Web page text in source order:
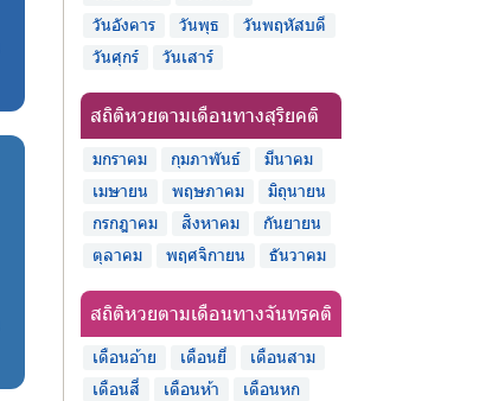
วันอังคาร
วันพุธ
วันพฤหัสบดี
วันศุกร์
วันเสาร์
สถิติหวยตามเดือนทางสุริยคติ
มกราคม กุมภาพันธ์
มีนาคม
เมษายน
พฤษภาคม
มิถุนายน
กรกฎาคม
สิงหาคม
กันยายน
ตุลาคม
พฤศจิกายน ธันวาคม
สถิติหวยตามเดือนทางจันทรคติ
เดือนอ้าย เดือนยี่
เดือนสาม
เดือนสี่
เดือนห้า
เดือนหก